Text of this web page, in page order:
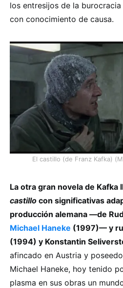
los entresijos de la
con conocimiento de causa.
El castillo (de Franz Kafka)
La otra gran novela de Kafka
castillo con significativas
producción alemana —de
Michael Haneke (1997)— y
(1994) y Konstantin
afincado en Austria y
Michael Haneke, hoy tenido
plasma en sus obras un